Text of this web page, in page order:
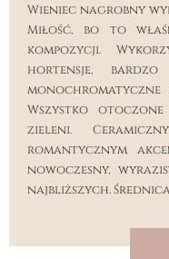
Wieniec nagrobny
Miłość, bo to
kompozycji.
hortensje,
Wszystko
zieleni.
romantycznym
nowoczesny,
najbliższych. Średnica